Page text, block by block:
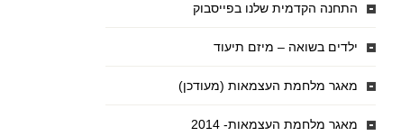
התחנה הקדמית שלנו בפייסבוק
ילדים בשואה – מיזם תיעוד
מאגר מלחמת העצמאות (מעודכן)
מאגר מלחמת העצמאות- 2014